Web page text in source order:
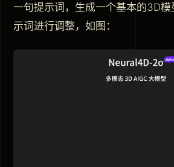
一句提示词，生成一个基本的3D
示词进行调整，如图：